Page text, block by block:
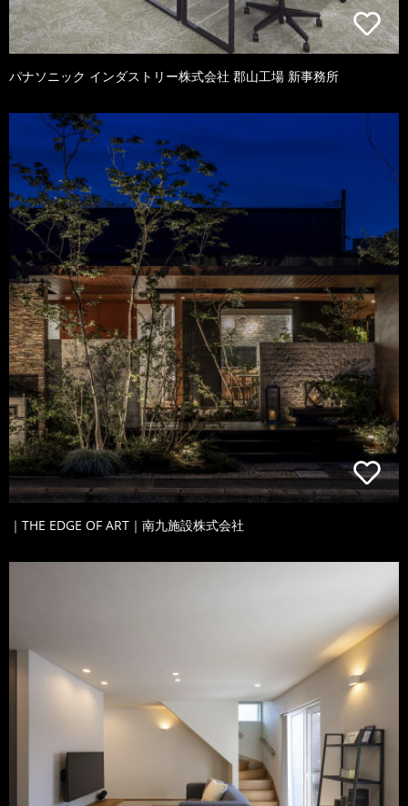
パナソニック インダストリー株式会社 郡山工場 新事務所
｜THE EDGE OF ART｜南九施設株式会社